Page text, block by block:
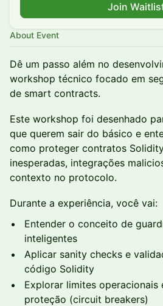
Join
About Event
Dê um passo além no
workshop técnico focado em
de smart contracts.
Este workshop foi desenhado
que querem sair do básico e
como proteger contratos
inesperadas, integrações
contexto no protocolo.
Durante a experiência, você vai:
Entender o conceito de
inteligentes
Aplicar sanity checks e
código Solidity
Explorar limites operacionais
proteção (circuit breakers)